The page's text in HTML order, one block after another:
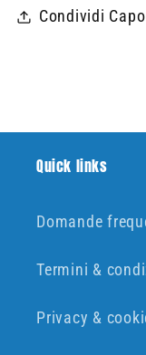
Condividi Capo
Quick links
Domande
Termini &
Privacy &